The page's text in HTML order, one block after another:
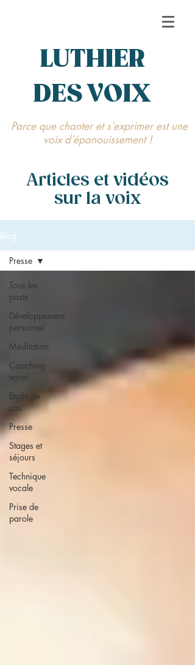
LUTHIER
DES VOIX
Parce que chanter et s’exprimer est une
voix d’épanouissement !
Articles et vidéos
sur la voix
Blog
Tous les
posts
Développement
personnel
Méditation
Coaching
vocal
Etude de
cas
Presse
Stages et
séjours
Technique
vocale
Prise de
parole
Presse